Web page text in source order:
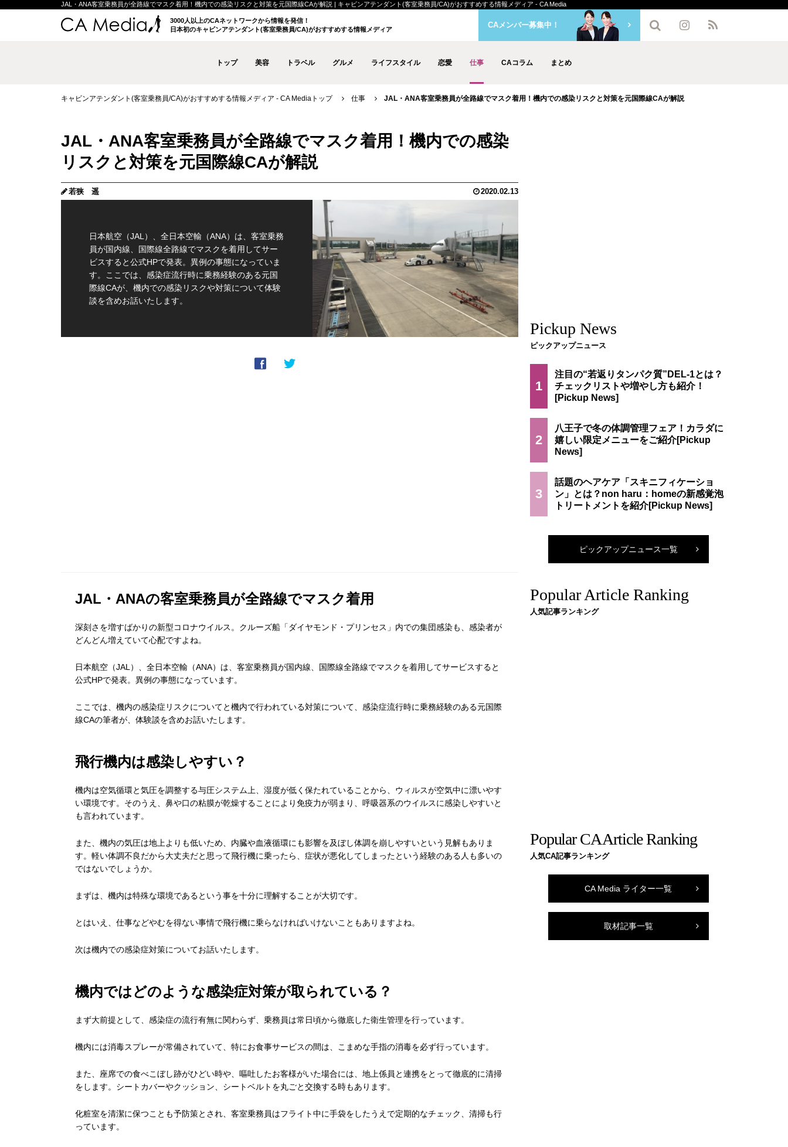
JAL・ANA客室乗務員が全路線でマスク着用！機内での感染リスクと対策を元国際線CAが解説 | キャビンアテンダント(客室乗務員/CA)がおすすめする情報メディア - CA Media
3000人以上のCAネットワークから情報を発信！
日本初のキャビンアテンダント(客室乗務員/CA)がおすすめする情報メディア
トップ 美容 トラベル グルメ ライフスタイル 恋愛 仕事 CAコラム まとめ
CAメンバー募集中！
キャビンアテンダント(客室乗務員/CA)がおすすめする情報メディア - CA Mediaトップ 仕事 JAL・ANA客室乗務員が全路線でマスク着用！機内での感染リスクと対策を元国際線CAが解説
JAL・ANA客室乗務員が全路線でマスク着用！機内での感染
リスクと対策を元国際線CAが解説
若狭 遥 2020.02.13
日本航空（JAL）、全日本空輸（ANA）は、客室乗務
員が国内線、国際線全路線でマスクを着用してサー
ビスすると公式HPで発表。異例の事態になっていま
す。ここでは、感染症流行時に乗務経験のある元国
際線CAが、機内での感染リスクや対策について体験
談を含めお話いたします。
JAL・ANAの客室乗務員が全路線でマスク着用
深刻さを増すばかりの新型コロナウイルス。クルーズ船「ダイヤモンド・プリンセス」内での集団感染も、感染者が
どんどん増えていて心配ですよね。
日本航空（JAL）、全日本空輸（ANA）は、客室乗務員が国内線、国際線全路線でマスクを着用してサービスすると
公式HPで発表。異例の事態になっています。
ここでは、機内の感染症リスクについてと機内で行われている対策について、感染症流行時に乗務経験のある元国際
線CAの筆者が、体験談を含めお話いたします。
飛行機内は感染しやすい？
機内は空気循環と気圧を調整する与圧システム上、湿度が低く保たれていることから、ウィルスが空気中に漂いやす
い環境です。そのうえ、鼻や口の粘膜が乾燥することにより免疫力が弱まり、呼吸器系のウイルスに感染しやすいと
も言われています。
また、機内の気圧は地上よりも低いため、内臓や血液循環にも影響を及ぼし体調を崩しやすいという見解もありま
す。軽い体調不良だから大丈夫だと思って飛行機に乗ったら、症状が悪化してしまったという経験のある人も多いの
ではないでしょうか。
まずは、機内は特殊な環境であるという事を十分に理解することが大切です。
とはいえ、仕事などやむを得ない事情で飛行機に乗らなければいけないこともありますよね。
次は機内での感染症対策についてお話いたします。
機内ではどのような感染症対策が取られている？
まず大前提として、感染症の流行有無に関わらず、乗務員は常日頃から徹底した衛生管理を行っています。
機内には消毒スプレーが常備されていて、特にお食事サービスの間は、こまめな手指の消毒を必ず行っています。
また、座席での食べこぼし跡がひどい時や、嘔吐したお客様がいた場合には、地上係員と連携をとって徹底的に清掃
をします。シートカバーやクッション、シートベルトを丸ごと交換する時もあります。
化粧室を清潔に保つことも予防策とされ、客室乗務員はフライト中に手袋をしたうえで定期的なチェック、清掃も行
っています。
Pickup News
ピックアップニュース
1
注目の“若返りタンパク質”DEL-1とは？
チェックリストや増やし方も紹介！
2
八王子で冬の体調管理フェア！カラダに
嬉しい限定メニューをご紹介
3
話題のヘアケア「スキニフィケーショ
ン」とは？non haru：homeの新感覚泡
トリートメントを紹介
ピックアップニュース一覧
Popular Article Ranking
人気記事ランキング
Popular CA Article Ranking
人気CA記事ランキング
CA Media ライター一覧
取材記事一覧